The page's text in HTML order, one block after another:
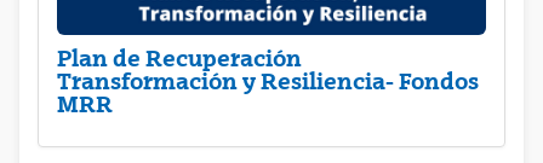
Plan de Recuperación
Transformación y Resiliencia- Fondos
MRR